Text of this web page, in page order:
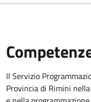
Il Servizio
Provincia di Rimini